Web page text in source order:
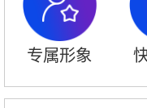
专属形象